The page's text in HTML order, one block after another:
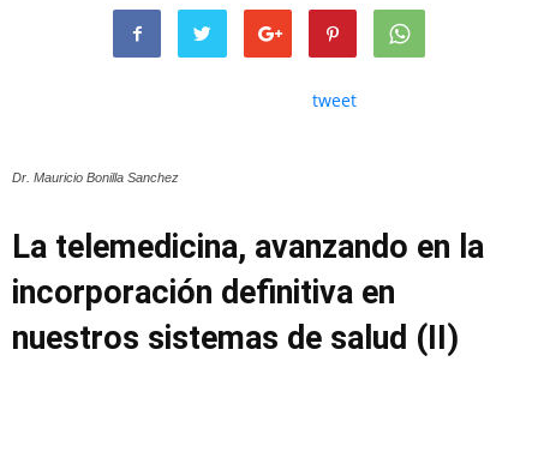
tweet
Dr. Mauricio Bonilla Sanchez
La telemedicina, avanzando en la
incorporación definitiva en
nuestros sistemas de salud (II)